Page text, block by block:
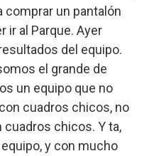
comprar un pantalón
ir al Parque. Ayer
del equipo.
el grande de
un equipo que no
cuadros chicos, no
chicos. Y ta,
y con mucho